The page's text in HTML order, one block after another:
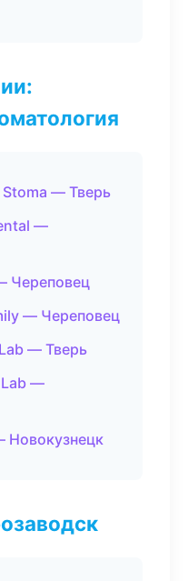
— Тверь
—
Череповец
— Череповец
— Тверь
Lab —
Новокузнецк